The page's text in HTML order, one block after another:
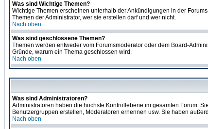
Was sind Wichtige Themen?
Wichtige Themen erscheinen unterhalb der Ankündigungen in der
Themen der Administrator, wer sie erstellen darf und wer nicht.
Nach oben
Was sind geschlossene Themen?
Themen werden entweder vom Forumsmoderator oder dem Board-
Gründe, warum ein Thema geschlossen wird.
Nach oben
Was sind Administratoren?
Administratoren haben die höchste Kontrollebene im gesamten Forum.
Benutzergruppen erstellen, Moderatoren ernennen usw. Sie haben
Nach oben